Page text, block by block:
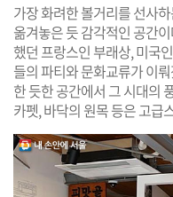
가장 화려한 볼거리를 선사
옮겨놓은 듯 감각적인 공간
했던 프랑스인 부래상, 미국
들의 파티와 문화교류가 이
한 듯한 공간에서 그 시대의
카펫, 바닥의 원목 등은 고급